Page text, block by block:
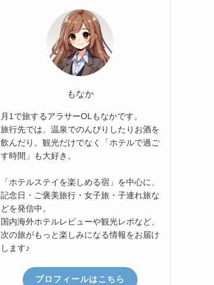
もなか
月1で旅するアラサーOLもなかです。
旅行先では、温泉でのんびりしたりお酒を
飲んだり。観光だけでなく「ホテルで過ご
す時間」も大好き。
「ホテルステイを楽しめる宿」を中心に、
記念日・ご褒美旅行・女子旅・子連れ旅な
どを発信中。
国内海外ホテルレビューや観光レポなど、
次の旅がもっと楽しみになる情報をお届け
します♪
プロフィールはこちら